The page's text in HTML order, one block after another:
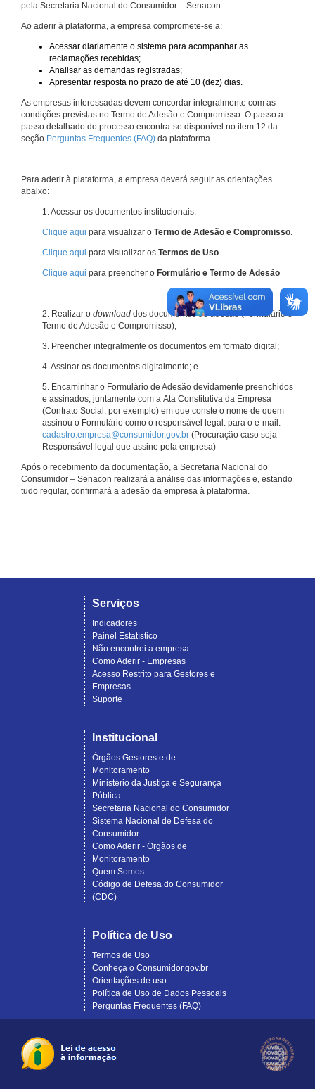
pela Secretaria Nacional do Consumidor – Senacon.
Ao aderir à plataforma, a empresa compromete-se a:
Acessar diariamente o sistema para acompanhar as
reclamações recebidas;
Analisar as demandas registradas;
Apresentar resposta no prazo de até 10 (dez) dias.
As empresas interessadas devem concordar integralmente com as
condições previstas no Termo de Adesão e Compromisso. O passo a
passo detalhado do processo encontra-se disponível no item 12 da
seção Perguntas Frequentes (FAQ) da plataforma.
Para aderir à plataforma, a empresa deverá seguir as orientações
abaixo:
1. Acessar os documentos institucionais:
Clique aqui para visualizar o Termo de Adesão e Compromisso.
Clique aqui para visualizar os Termos de Uso.
Clique aqui para preencher o Formulário e Termo de Adesão
2. Realizar o download dos documentos de adesão (Formulário e
Termo de Adesão e Compromisso);
3. Preencher integralmente os documentos em formato digital;
4. Assinar os documentos digitalmente; e
5. Encaminhar o Formulário de Adesão devidamente preenchidos
e assinados, juntamente com a Ata Constitutiva da Empresa
(Contrato Social, por exemplo) em que conste o nome de quem
assinou o Formulário como o responsável legal. para o e-mail:
cadastro.empresa@consumidor.gov.br (Procuração caso seja
Responsável legal que assine pela empresa)
Após o recebimento da documentação, a Secretaria Nacional do
Consumidor – Senacon realizará a análise das informações e, estando
tudo regular, confirmará a adesão da empresa à plataforma.
Serviços
Indicadores
Painel Estatístico
Não encontrei a empresa
Como Aderir - Empresas
Acesso Restrito para Gestores e
Empresas
Suporte
Institucional
Órgãos Gestores e de
Monitoramento
Ministério da Justiça e Segurança
Pública
Secretaria Nacional do Consumidor
Sistema Nacional de Defesa do
Consumidor
Como Aderir - Órgãos de
Monitoramento
Quem Somos
Código de Defesa do Consumidor
(CDC)
Política de Uso
Termos de Uso
Conheça o Consumidor.gov.br
Orientações de uso
Política de Uso de Dados Pessoais
Perguntas Frequentes (FAQ)